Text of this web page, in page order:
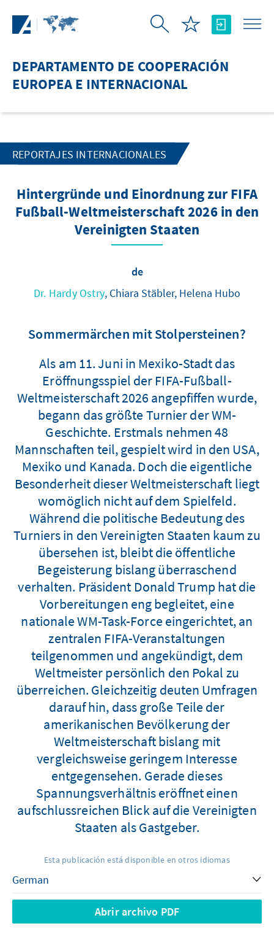
DEPARTAMENTO DE COOPERACIÓN
EUROPEA E INTERNACIONAL
REPORTAJES INTERNACIONALES
Hintergründe und Einordnung zur FIFA
Fußball-Weltmeisterschaft 2026 in den
Vereinigten Staaten
de
Dr. Hardy Ostry, Chiara Stäbler, Helena Hubo
Sommermärchen mit Stolpersteinen?
Als am 11. Juni in Mexiko-Stadt das
Eröffnungsspiel der FIFA-Fußball-
Weltmeisterschaft 2026 angepfiffen wurde,
begann das größte Turnier der WM-
Geschichte. Erstmals nehmen 48
Mannschaften teil, gespielt wird in den USA,
Mexiko und Kanada. Doch die eigentliche
Besonderheit dieser Weltmeisterschaft liegt
womöglich nicht auf dem Spielfeld.
Während die politische Bedeutung des
Turniers in den Vereinigten Staaten kaum zu
übersehen ist, bleibt die öffentliche
Begeisterung bislang überraschend
verhalten. Präsident Donald Trump hat die
Vorbereitungen eng begleitet, eine
nationale WM-Task-Force eingerichtet, an
zentralen FIFA-Veranstaltungen
teilgenommen und angekündigt, dem
Weltmeister persönlich den Pokal zu
überreichen. Gleichzeitig deuten Umfragen
darauf hin, dass große Teile der
amerikanischen Bevölkerung der
Weltmeisterschaft bislang mit
vergleichsweise geringem Interesse
entgegensehen. Gerade dieses
Spannungsverhältnis eröffnet einen
aufschlussreichen Blick auf die Vereinigten
Staaten als Gastgeber.
Esta publicación está disponible en otros idiomas
Abrir archivo PDF